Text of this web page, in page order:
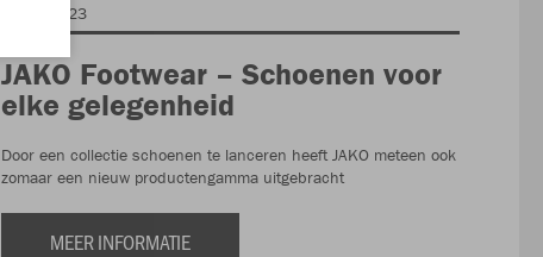
04.04.2023
JAKO Footwear – Schoenen voor
elke gelegenheid
Door een collectie schoenen te lanceren heeft JAKO meteen ook
zomaar een nieuw productengamma uitgebracht
MEER INFORMATIE